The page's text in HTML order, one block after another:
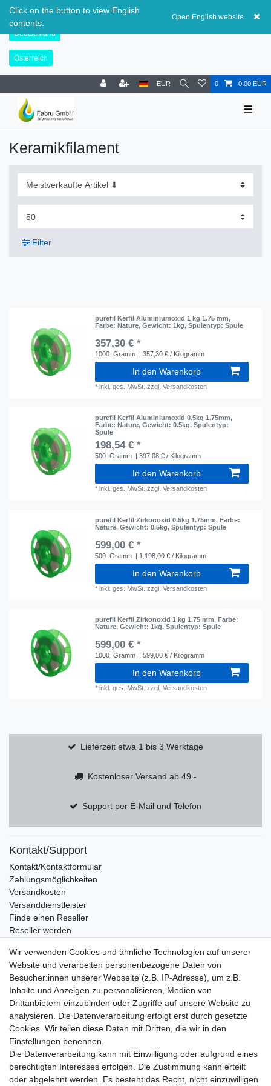
Click on the button to view English
contents.
Open English website
Schweiz
Deutschland
Österreich
EUR 0 0,00 EUR
☰
Keramikfilament
Filter
purefil Kerfil Aluminiumoxid 1 kg 1.75 mm,
Farbe: Nature, Gewicht: 1kg, Spulentyp: Spule
357,30 € *
1000 Gramm | 357,30 € / Kilogramm
In den Warenkorb
*inkl. ges. MwSt. zzgl.Versandkosten
purefil Kerfil Aluminiumoxid 0.5kg 1.75mm,
Farbe: Nature, Gewicht: 0.5kg, Spulentyp:
Spule
198,54 € *
500 Gramm | 397,08 € / Kilogramm
In den Warenkorb
*inkl. ges. MwSt. zzgl.Versandkosten
purefil Kerfil Zirkonoxid 0.5kg 1.75mm, Farbe:
Nature, Gewicht: 0.5kg, Spulentyp: Spule
599,00 € *
500 Gramm | 1.198,00 € / Kilogramm
In den Warenkorb
*inkl. ges. MwSt. zzgl.Versandkosten
purefil Kerfil Zirkonoxid 1 kg 1.75 mm, Farbe:
Nature, Gewicht: 1kg, Spulentyp: Spule
599,00 € *
1000 Gramm | 599,00 € / Kilogramm
In den Warenkorb
*inkl. ges. MwSt. zzgl.Versandkosten
Lieferzeit etwa 1 bis 3 Werktage
Kostenloser Versand ab 49.-
Support per E-Mail und Telefon
Kontakt/Support
Kontakt/Kontaktformular
Zahlungsmöglichkeiten
Versandkosten
Versanddienstleister
Finde einen Reseller
Reseller werden
Wissenswertes
Marken und Hersteller
E-MAIL **
Newsletter
Honig
Hiermit bestätige ich, dass ich dieDaten­schutz­erklärunggelesen habe. Meine
Einwilligung kann ich jederzeit widerrufen.**
Abonnieren
Wir verwenden Cookies und ähnliche Technologien auf unserer
Website und verarbeiten personenbezogene Daten von
Besucher:innen unserer Webseite (z.B. IP-Adresse), um z.B.
Inhalte und Anzeigen zu personalisieren, Medien von
Drittanbietern einzubinden oder Zugriffe auf unsere Website zu
analysieren. Die Datenverarbeitung erfolgt erst durch gesetzte
Cookies. Wir teilen diese Daten mit Dritten, die wir in den
Einstellungen benennen.
Die Datenverarbeitung kann mit Einwilligung oder aufgrund eines
berechtigten Interesses erfolgen. Die Zustimmung kann erteilt
oder abgelehnt werden. Es besteht das Recht, nicht einzuwilligen